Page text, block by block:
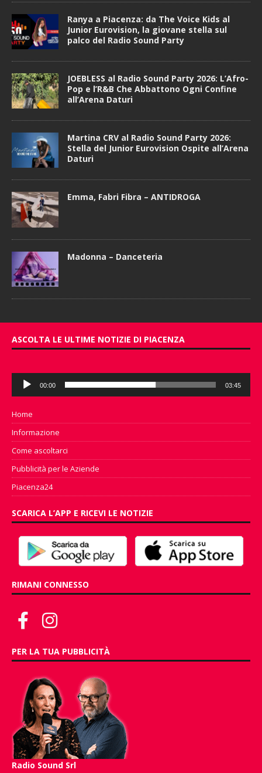
Ranya a Piacenza: da The Voice Kids al
Junior Eurovision, la giovane stella sul
palco del Radio Sound Party
JOEBLESS al Radio Sound Party 2026: L’Afro-
Pop e l’R&B Che Abbattono Ogni Confine
all’Arena Daturi
Martina CRV al Radio Sound Party 2026:
Stella del Junior Eurovision Ospite all’Arena
Daturi
Emma, Fabri Fibra – ANTIDROGA
Madonna – Danceteria
ASCOLTA LE ULTIME NOTIZIE DI PIACENZA
Audio
Player
00:00 03:45
Home
Informazione
Come ascoltarci
Pubblicità per le Aziende
Piacenza24
SCARICA L’APP E RICEVI LE NOTIZIE
RIMANI CONNESSO
PER LA TUA PUBBLICITÀ
Radio Sound Srl